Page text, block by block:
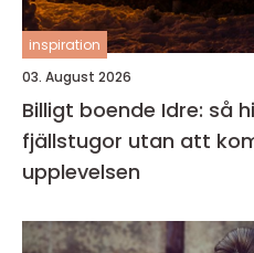
inspiration
03. August 2026
Billigt boende Idre: så
fjällstugor utan att
upplevelsen